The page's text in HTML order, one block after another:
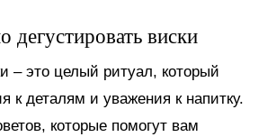
дегустировать виски
– это целый ритуал, который
к деталям и уважения к напитку.
которые помогут вам